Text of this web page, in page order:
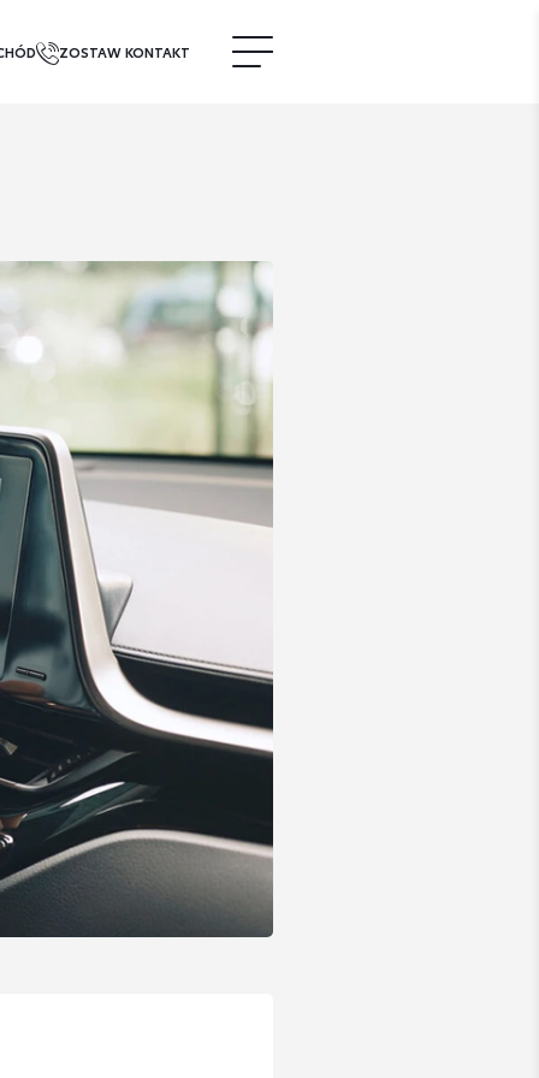
ZOSTAW KONTAKT